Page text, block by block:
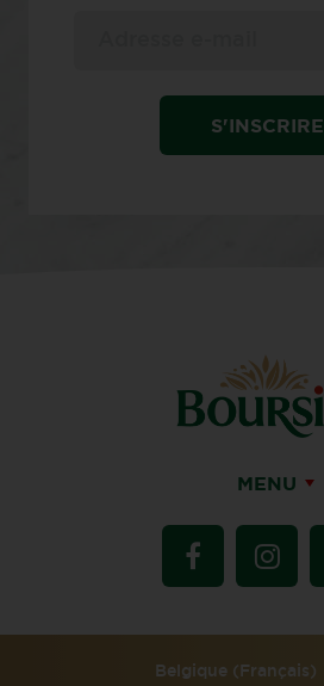
S'INSCRIRE
MENU
Belgique (Français)